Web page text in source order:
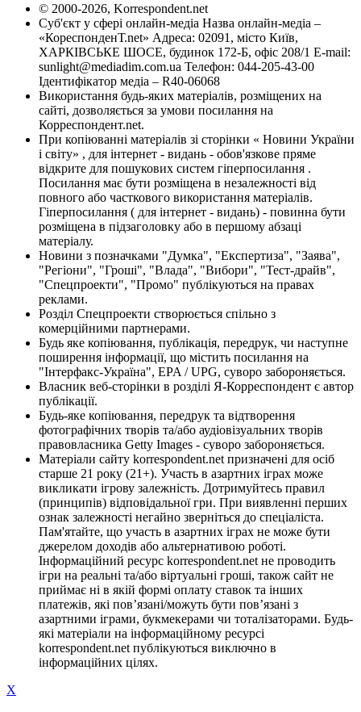
© 2000-2026, Korrespondent.net
Суб'єкт у сфері онлайн-медіа Назва онлайн-медіа –
«КореспонденТ.net» Адреса: 02091, місто Київ,
ХАРКІВСЬКЕ ШОСЕ, будинок 172-Б, офіс 208/1 E-mail:
sunlight@mediadim.com.ua Телефон: 044-205-43-00
Ідентифікатор медіа – R40-06068
Використання будь-яких матеріалів, розміщених на
сайті, дозволяється за умови посилання на
Корреспондент.net.
При копіюванні матеріалів зі сторінки « Новини України
і світу» , для інтернет - видань - обов'язкове пряме
відкрите для пошукових систем гіперпосилання .
Посилання має бути розміщена в незалежності від
повного або часткового використання матеріалів.
Гіперпосилання ( для інтернет - видань) - повинна бути
розміщена в підзаголовку або в першому абзаці
матеріалу.
Новини з позначками "Думка", "Експертиза", "Заява",
"Регіони", "Гроші", "Влада", "Вибори", "Тест-драйв",
"Спецпроекти", "Промо" публікуються на правах
реклами.
Розділ Спецпроекти створюється спільно з
комерційними партнерами.
Будь яке копіювання, публікація, передрук, чи наступне
поширення інформації, що містить посилання на
"Інтерфакс-Україна", EPA / UPG, суворо забороняється.
Власник веб-сторінки в розділі Я-Корреспондент є автор
публікації.
Будь-яке копіювання, передрук та відтворення
фотографічних творів та/або аудіовізуальних творів
правовласника Getty Images - суворо забороняється.
Матеріали сайту korrespondent.net призначені для осіб
старше 21 року (21+). Участь в азартних іграх може
викликати ігрову залежність. Дотримуйтесь правил
(принципів) відповідальної гри. При виявленні перших
ознак залежності негайно зверніться до спеціаліста.
Пам'ятайте, що участь в азартних іграх не може бути
джерелом доходів або альтернативою роботі.
Інформаційний ресурс korrespondent.net не проводить
ігри на реальні та/або віртуальні гроші, також сайт не
приймає ні в якій формі оплату ставок та інших
платежів, які пов’язані/можуть бути пов’язані з
азартними іграми, букмекерами чи тоталізаторами. Будь-
які матеріали на інформаційному ресурсі
korrespondent.net публікуються виключно в
інформаційних цілях.
X